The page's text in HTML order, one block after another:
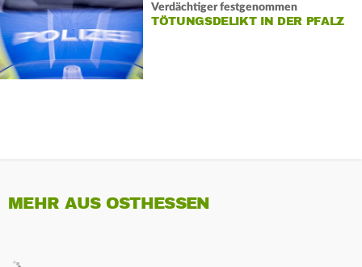
Verdächtiger festgenommen
TÖTUNGSDELIKT IN DER PFALZ
MEHR AUS OSTHESSEN